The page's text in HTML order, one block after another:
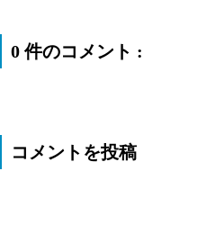
0 件のコメント :
コメントを投稿